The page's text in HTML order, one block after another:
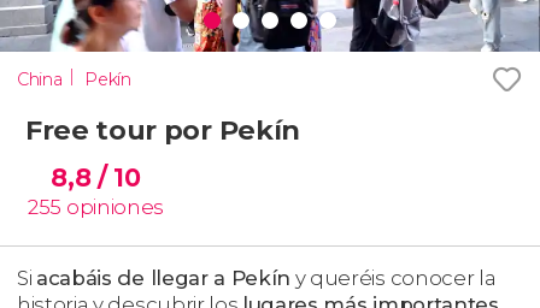
China Pekín
Free tour por Pekín
8,8/ 10
255 opiniones
Si acabáis de llegar a Pekín y queréis conocer la